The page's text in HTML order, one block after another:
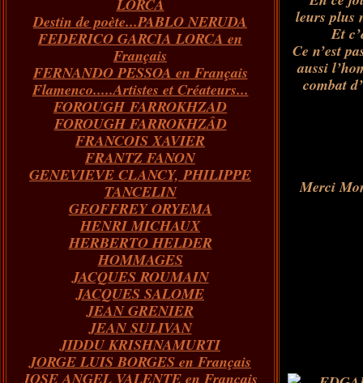
LORCA
Destin de poète...PABLO NERUDA
FEDERICO GARCIA LORCA en
Français
FERNANDO PESSOA en Français
Flamenco.....Artistes et Créateurs...
FOROUGH FARROKHZAD
FOROUGH FARROKHZÂD
FRANCOIS XAVIER
FRANTZ FANON
GENEVIEVE CLANCY, PHILIPPE
TANCELIN
GEOFFREY ORYEMA
HENRI MICHAUX
HERBERTO HELDER
HOMMAGES
JACQUES ROUMAIN
JACQUES SALOME
JEAN GRENIER
JEAN SULIVAN
JIDDU KRISHNAMURTI
JORGE LUIS BORGES en Français
JOSE ANGEL VALENTE en Français
leurs plus
Et
Ce n’est
aussi
combat
Merci